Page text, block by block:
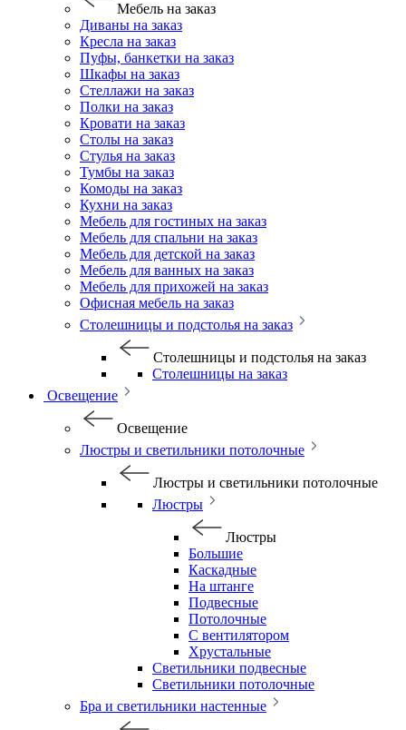
Мебель на заказ
Диваны на заказ
Кресла на заказ
Пуфы, банкетки на заказ
Шкафы на заказ
Стеллажи на заказ
Полки на заказ
Кровати на заказ
Столы на заказ
Стулья на заказ
Тумбы на заказ
Комоды на заказ
Кухни на заказ
Мебель для гостиных на заказ
Мебель для спальни на заказ
Мебель для детской на заказ
Мебель для ванных на заказ
Мебель для прихожей на заказ
Офисная мебель на заказ
Столешницы и подстолья на заказ
Столешницы и подстолья на заказ
Столешницы на заказ
Освещение
Освещение
Люстры и светильники потолочные
Люстры и светильники потолочные
Люстры
Люстры
Большие
Каскадные
На штанге
Подвесные
Потолочные
С вентилятором
Хрустальные
Светильники подвесные
Светильники потолочные
Бра и светильники настенные